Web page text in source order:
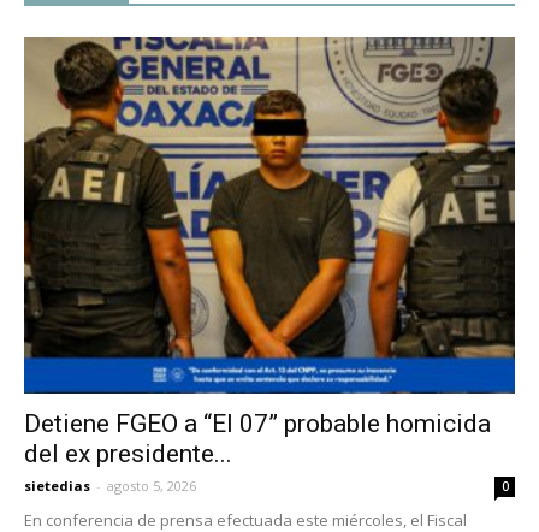
Detiene FGEO a “El 07” probable homicida
del ex presidente...
sietedias - agosto 5, 2026 0
En conferencia de prensa efectuada este miércoles, el Fiscal